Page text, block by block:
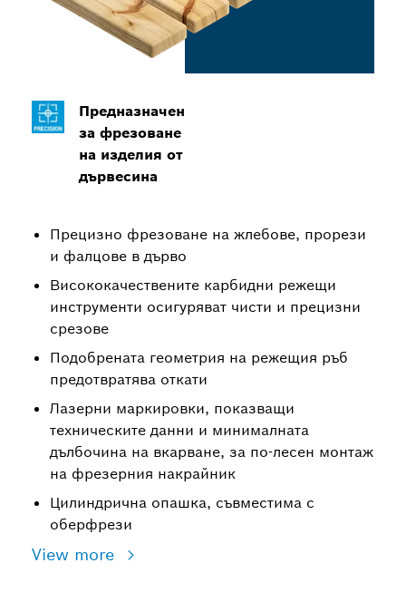
Предназначен
за фрезоване
на изделия от
дървесина
Прецизно фрезоване на жлебове, прорези
и фалцове в дърво
Висококачествените карбидни режещи
инструменти осигуряват чисти и прецизни
срезове
Подобрената геометрия на режещия ръб
предотвратява откати
Лазерни маркировки, показващи
техническите данни и минималната
дълбочина на вкарване, за по-лесен монтаж
на фрезерния накрайник
Цилиндрична опашка, съвместима с
оберфрези
View more